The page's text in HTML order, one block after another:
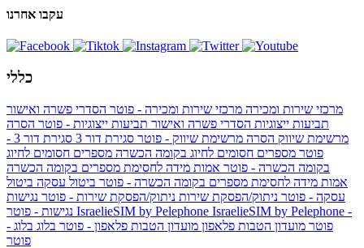
עקבו אחרנו
כללי
מרכזי שירות ומכירה מרכזי שירות ומכירה - פוטר הסדרי פשרה ואישור
תביעות ייצוגיות הסדרי פשרה ואישור תביעות ייצוגיות - פוטר הסרה
מרשימת שיווק הסרה מרשימת שיווק - פוטר סגירת דור 3
סגירת דור 3 -
פוטר מספרים חסומים לחיוג בקומה הכשרה מספרים חסומים לחיוג
בקומה הכשרה - פוטר אמות מידה לחסימת מספרים בקומה הכשרה
אמות מידה לחסימת מספרים בקומה הכשרה - פוטר ביטול עסקה ביטול
עסקה - פוטר ניתוק/הפסקת שירות ניתוק/הפסקת שירות - פוטר נגישות
IsraelieSIM by Pelephone IsraelieSIM by Pelephone -
פוטר מועדון הטבות פלאפון מועדון הטבות פלאפון - פוטר בלוג בלוג -
פוטר